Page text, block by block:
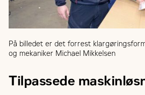
På billedet er det forrest
og mekaniker Michael Mikkelsen
Tilpassede